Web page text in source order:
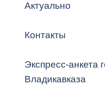
Актуально
Контакты
Экспресс-анкета
Владикавказа